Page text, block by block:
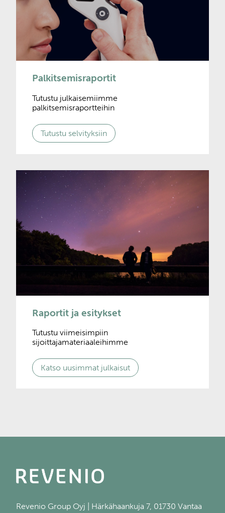
Palkitsemisraportit
Tutustu julkaisemiimme
palkitsemisraportteihin
Tutustu selvityksiin
Raportit ja esitykset
Tutustu viimeisimpiin
sijoittajamateriaaleihimme
Katso uusimmat julkaisut
Revenio Group Oyj | Härkähaankuja 7, 01730 Vantaa